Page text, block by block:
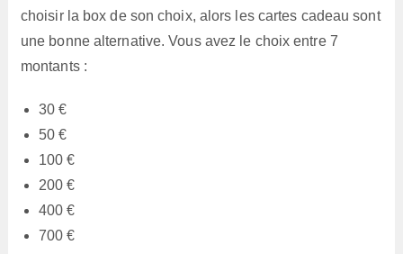
choisir la box de son choix, alors les cartes cadeau sont
une bonne alternative. Vous avez le choix entre 7
montants :
30 €
50 €
100 €
200 €
400 €
700 €